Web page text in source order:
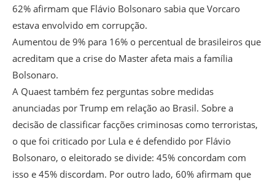
62% afirmam que Flávio Bolsonaro sabia que Vorcaro
estava envolvido em corrupção.
Aumentou de 9% para 16% o percentual de brasileiros que
acreditam que a crise do Master afeta mais a família
Bolsonaro.
A Quaest também fez perguntas sobre medidas
anunciadas por Trump em relação ao Brasil. Sobre a
decisão de classificar facções criminosas como terroristas,
o que foi criticado por Lula e é defendido por Flávio
Bolsonaro, o eleitorado se divide: 45% concordam com
isso e 45% discordam. Por outro lado, 60% afirmam que